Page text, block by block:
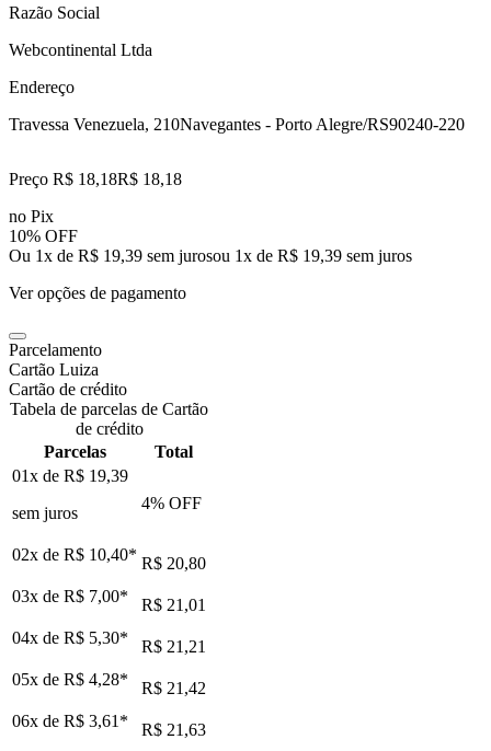
Razão Social
Webcontinental Ltda
Endereço
Travessa Venezuela, 210Navegantes - Porto Alegre/RS90240-220
Preço R$ 18,18R$ 18,18
no Pix
10% OFF
Ou 1x de R$ 19,39 sem jurosou 1x de R$ 19,39 sem juros
Ver opções de pagamento
Parcelamento
Cartão Luiza
Cartão de crédito
Tabela de parcelas de Cartão
de crédito
Parcelas
Total
01x de R$ 19,39
sem juros
4% OFF
02x de R$ 10,40* R$ 20,80
03x de R$ 7,00*
R$ 21,01
04x de R$ 5,30*
R$ 21,21
05x de R$ 4,28*
R$ 21,42
06x de R$ 3,61 *
R$ 21,63